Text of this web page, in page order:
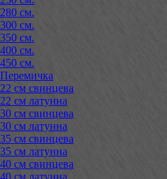
280 см.
300 см.
350 см.
400 см.
450 см.
Перемичка
22 см свинцева
22 см латунна
30 см свинцева
30 см латунна
35 см свинцева
35 см латунна
40 см свинцева